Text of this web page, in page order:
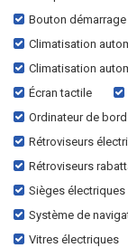
Bouton démarrage
Climatisation
Climatisation
Écran tactile
Ordinateur de bord
Rétroviseurs
Rétroviseurs
Sièges électriques
Système de
Vitres électriques